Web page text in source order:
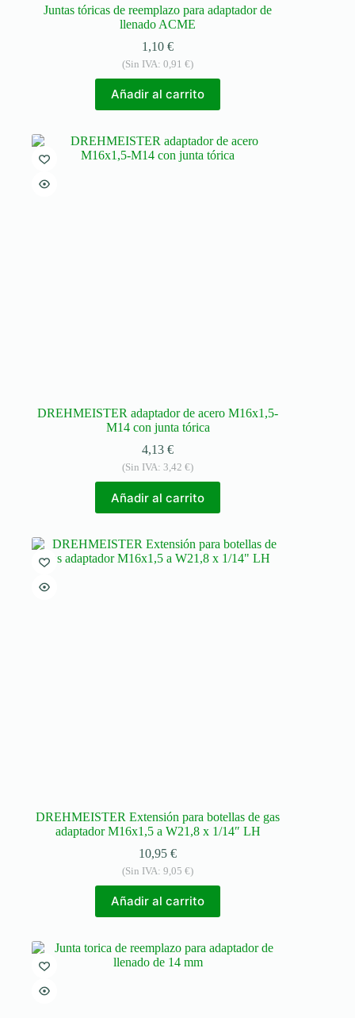
Juntas tóricas de reemplazo para adaptador de
llenado ACME
1,10€
(Sin IVA:0,91€)
Añadir al carrito
DREHMEISTER adaptador de acero M16x1,5-
M14 con junta tórica
4,13€
(Sin IVA:3,42€)
Añadir al carrito
DREHMEISTER Extensión para botellas de gas
adaptador M16x1,5 a W21,8 x 1/14″ LH
10,95€
(Sin IVA:9,05€)
Añadir al carrito